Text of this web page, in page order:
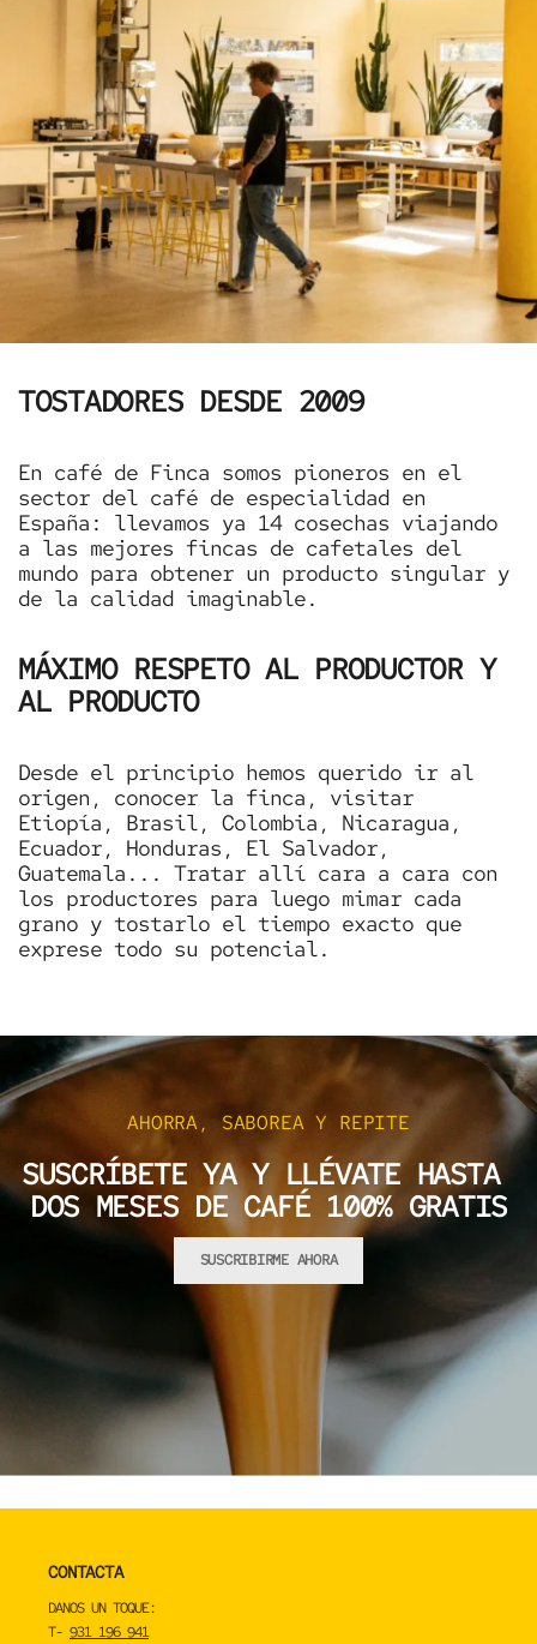
TOSTADORES DESDE 2009
En café de Finca somos pioneros en el
sector del café de especialidad en
España: llevamos ya 14 cosechas viajando
a las mejores fincas de cafetales del
mundo para obtener un producto singular y
de la calidad imaginable.
MÁXIMO RESPETO AL PRODUCTOR Y
AL PRODUCTO
Desde el principio hemos querido ir al
origen, conocer la finca, visitar
Etiopía, Brasil, Colombia, Nicaragua,
Ecuador, Honduras, El Salvador,
Guatemala... Tratar allí cara a cara con
los productores para luego mimar cada
grano y tostarlo el tiempo exacto que
exprese todo su potencial.
AHORRA, SABOREA Y REPITE
SUSCRÍBETE YA Y LLÉVATE HASTA
DOS MESES DE CAFÉ 100% GRATIS
SUSCRIBIRME AHORA
CONTACTA
DANOS UN TOQUE:
T- 931 196 941